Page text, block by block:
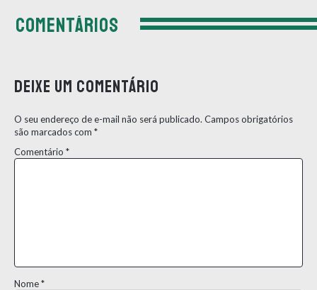
COMENTÁRIOS
Deixe um comentário
O seu endereço de e-mail não será publicado. Campos obrigatórios
são marcados com *
Comentário *
Nome*